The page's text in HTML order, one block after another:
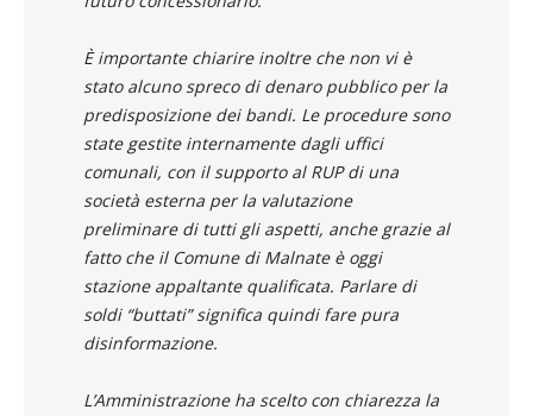
È importante chiarire inoltre che non vi è
stato alcuno spreco di denaro pubblico per la
predisposizione dei bandi. Le procedure sono
state gestite internamente dagli uffici
comunali, con il supporto al RUP di una
società esterna per la valutazione
preliminare di tutti gli aspetti, anche grazie al
fatto che il Comune di Malnate è oggi
stazione appaltante qualificata. Parlare di
soldi “buttati” significa quindi fare pura
disinformazione.
L’Amministrazione ha scelto con chiarezza la